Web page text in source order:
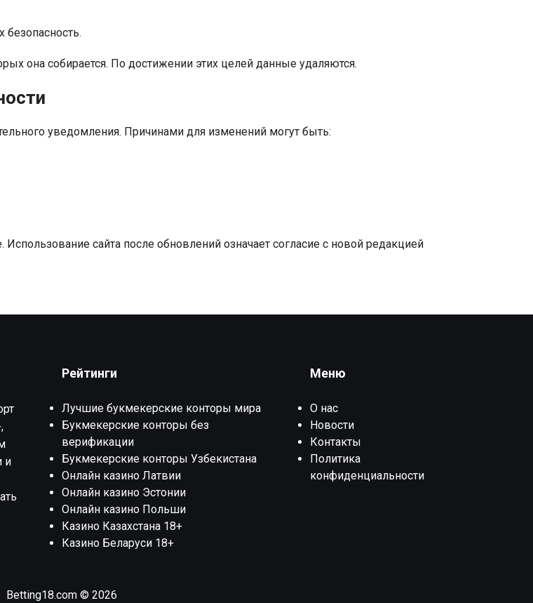
она собирается. По достижении этих целей данные удаляются.
уведомления. Причинами для изменений могут быть:
сайта после обновлений означает согласие с новой редакцией
и
Рейтинги
Лучшие букмекерские конторы мира
Букмекерские конторы без
верификации
Букмекерские конторы Узбекистана
Онлайн казино Латвии
Онлайн казино Эстонии
Онлайн казино Польши
Казино Казахстана 18+
Казино Беларуси 18+
Меню
О нас
Новости
Контакты
Политика
конфиденциальности
Betting18.com © 2026